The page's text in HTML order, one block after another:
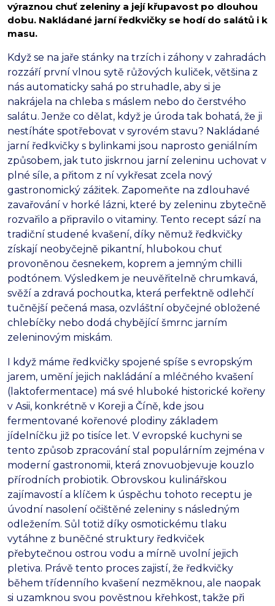
výraznou chuť zeleniny a její křupavost po dlouhou
dobu. Nakládané jarní ředkvičky se hodí do salátů i k
masu.
Když se na jaře stánky na trzích i záhony v zahradách
rozzáří první vlnou sytě růžových kuliček, většina z
nás automaticky sahá po struhadle, aby si je
nakrájela na chleba s máslem nebo do čerstvého
salátu. Jenže co dělat, když je úroda tak bohatá, že ji
nestíháte spotřebovat v syrovém stavu? Nakládané
jarní ředkvičky s bylinkami jsou naprosto geniálním
způsobem, jak tuto jiskrnou jarní zeleninu uchovat v
plné síle, a přitom z ní vykřesat zcela nový
gastronomický zážitek. Zapomeňte na zdlouhavé
zavařování v horké lázni, které by zeleninu zbytečně
rozvařilo a připravilo o vitaminy. Tento recept sází na
tradiční studené kvašení, díky němuž ředkvičky
získají neobyčejně pikantní, hlubokou chuť
provoněnou česnekem, koprem a jemným chilli
podtónem. Výsledkem je neuvěřitelně chrumkavá,
svěží a zdravá pochoutka, která perfektně odlehčí
tučnější pečená masa, ozvláštní obyčejné obložené
chlebíčky nebo dodá chybějící šmrnc jarním
zeleninovým miskám.
I když máme ředkvičky spojené spíše s evropským
jarem, umění jejich nakládání a mléčného kvašení
(laktofermentace) má své hluboké historické kořeny
v Asii, konkrétně v Koreji a Číně, kde jsou
fermentované kořenové plodiny základem
jídelníčku již po tisíce let. V evropské kuchyni se
tento způsob zpracování stal populárním zejména v
moderní gastronomii, která znovuobjevuje kouzlo
přírodních probiotik. Obrovskou kulinářskou
zajímavostí a klíčem k úspěchu tohoto receptu je
úvodní nasolení očištěné zeleniny s následným
odležením. Sůl totiž díky osmotickému tlaku
vytáhne z buněčné struktury ředkviček
přebytečnou ostrou vodu a mírně uvolní jejich
pletiva. Právě tento proces zajistí, že ředkvičky
během třídenního kvašení nezměknou, ale naopak
si uzamknou svou pověstnou křehkost, takže při